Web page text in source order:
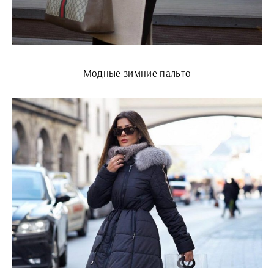
Модные зимние пальто